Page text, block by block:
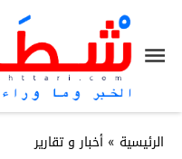
الرئيسية » أخبار و تقارير